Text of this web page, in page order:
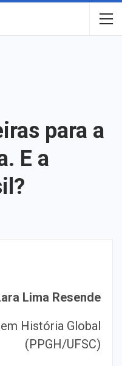
para a
E a
Lima Resende
História Global
(PPGH/UFSC)